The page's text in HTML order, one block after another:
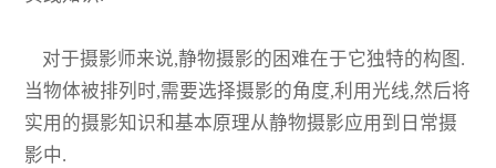
对于摄影师来说,静物摄影的困难在于它独特的构图.
当物体被排列时,需要选择摄影的角度,利用光线,然后将
实用的摄影知识和基本原理从静物摄影应用到日常摄
影中.